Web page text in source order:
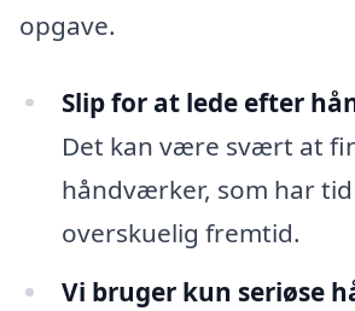
opgave.
Slip for at lede efter
Det kan være svært at
håndværker, som har
overskuelig fremtid.
Vi bruger kun seriøse